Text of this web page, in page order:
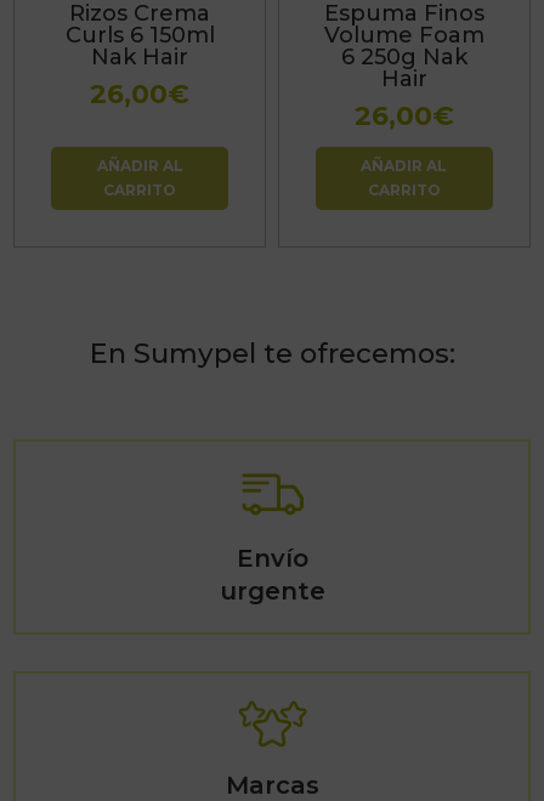
Rizos Crema
Curls 6 150ml
Nak Hair
26,00€
AÑADIR AL
CARRITO
Espuma Finos
Volume Foam
6 250g Nak
Hair
26,00€
AÑADIR AL
CARRITO
En Sumypel te ofrecemos:
Envío
urgente
Marcas